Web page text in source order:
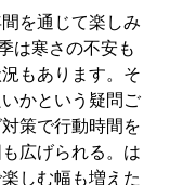
を通じて楽しみ
は寒さの不安も
もあります。そ
かという疑問ご
策で行動時間を
広げられる。は
しむ幅も増えた